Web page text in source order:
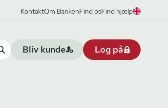
KontaktOm BankenFind osFind hjælp
Bliv kunde Log på